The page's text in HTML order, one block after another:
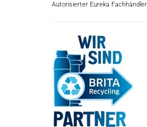
Autorisierter Eureka